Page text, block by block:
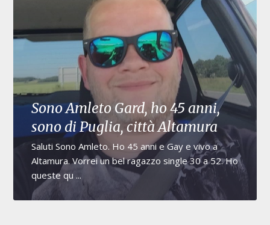
Sono Amleto Gard, ho 45 anni,
sono di Puglia, città Altamura
Saluti Sono Amleto. Ho 45 anni e Gay e vivo a
Altamura. Vorrei un bel ragazzo single 30 a 52. Ho
queste qu ...